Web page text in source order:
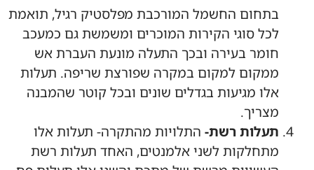
בתחום החשמל המורכבת מפלסטיק רגיל, תואמת
לכל סוגי הקירות המוכרים ומשמשת גם כמעכב
חומר בעירה ובכך התעלה מונעת העברת אש
ממקום למקום במקרה שפורצת שריפה. תעלות
אלו מגיעות בגדלים שונים ובכל קוטר שהמבנה
מצריך.
תעלות רשת- התלויות מהתקרה- תעלות אלו
מתחלקות לשני אלמנטים, האחד תעלות רשת